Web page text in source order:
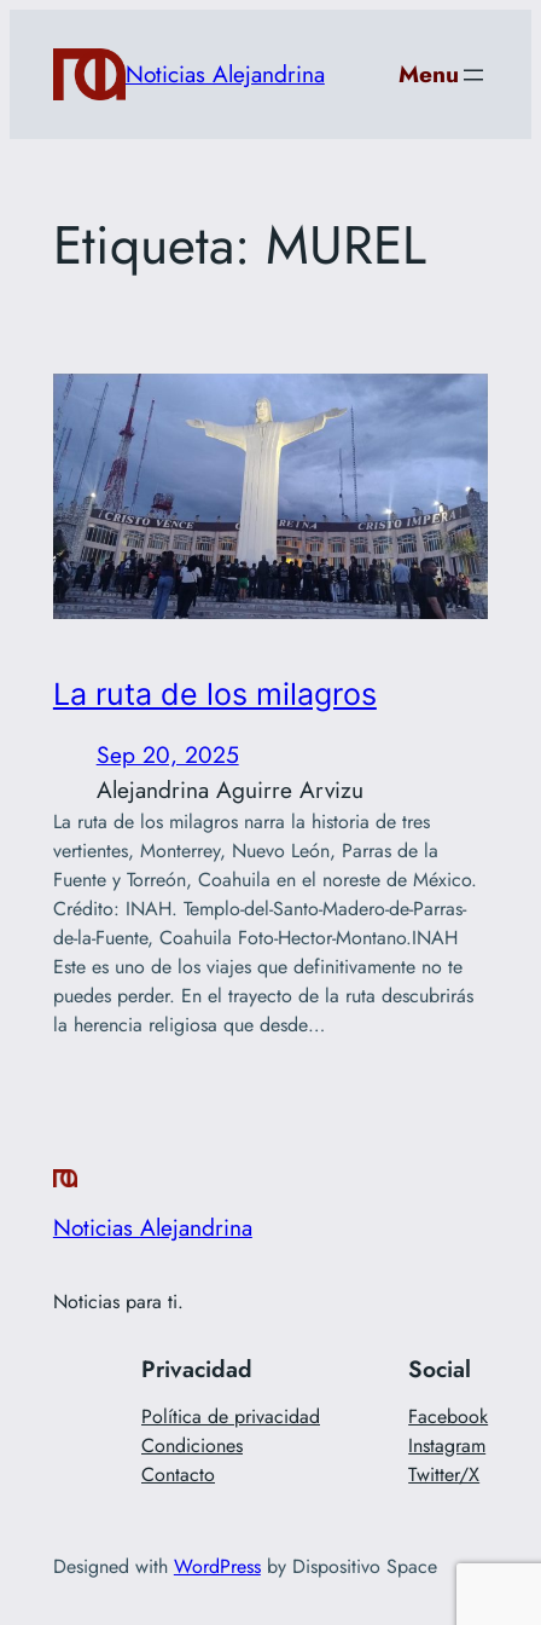
contenido
Noticias Alejandrina Menu
Etiqueta: MUREL
La ruta de los milagros
Sep 20, 2025
Alejandrina Aguirre Arvizu
La ruta de los milagros narra la historia de tres
vertientes, Monterrey, Nuevo León, Parras de la
Fuente y Torreón, Coahuila en el noreste de México.
Crédito: INAH. Templo-del-Santo-Madero-de-Parras-
de-la-Fuente, Coahuila Foto-Hector-Montano.INAH
Este es uno de los viajes que definitivamente no te
puedes perder. En el trayecto de la ruta descubrirás
la herencia religiosa que desde…
Noticias Alejandrina
Noticias para ti.
Privacidad
Política de privacidad
Condiciones
Contacto
Social
Facebook
Instagram
Twitter/X
Designed with WordPressby Dispositivo Space